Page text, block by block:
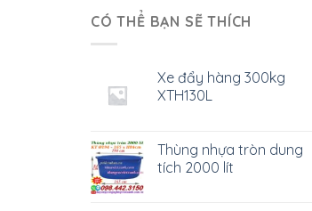
CÓ THỂ BẠN SẼ THÍCH
Xe đẩy hàng 300kg
XTH130L
Thùng nhựa tròn dung
tích 2000 lít